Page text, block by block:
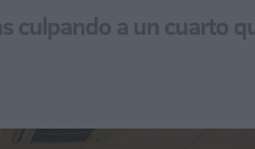
culpando a un cuarto